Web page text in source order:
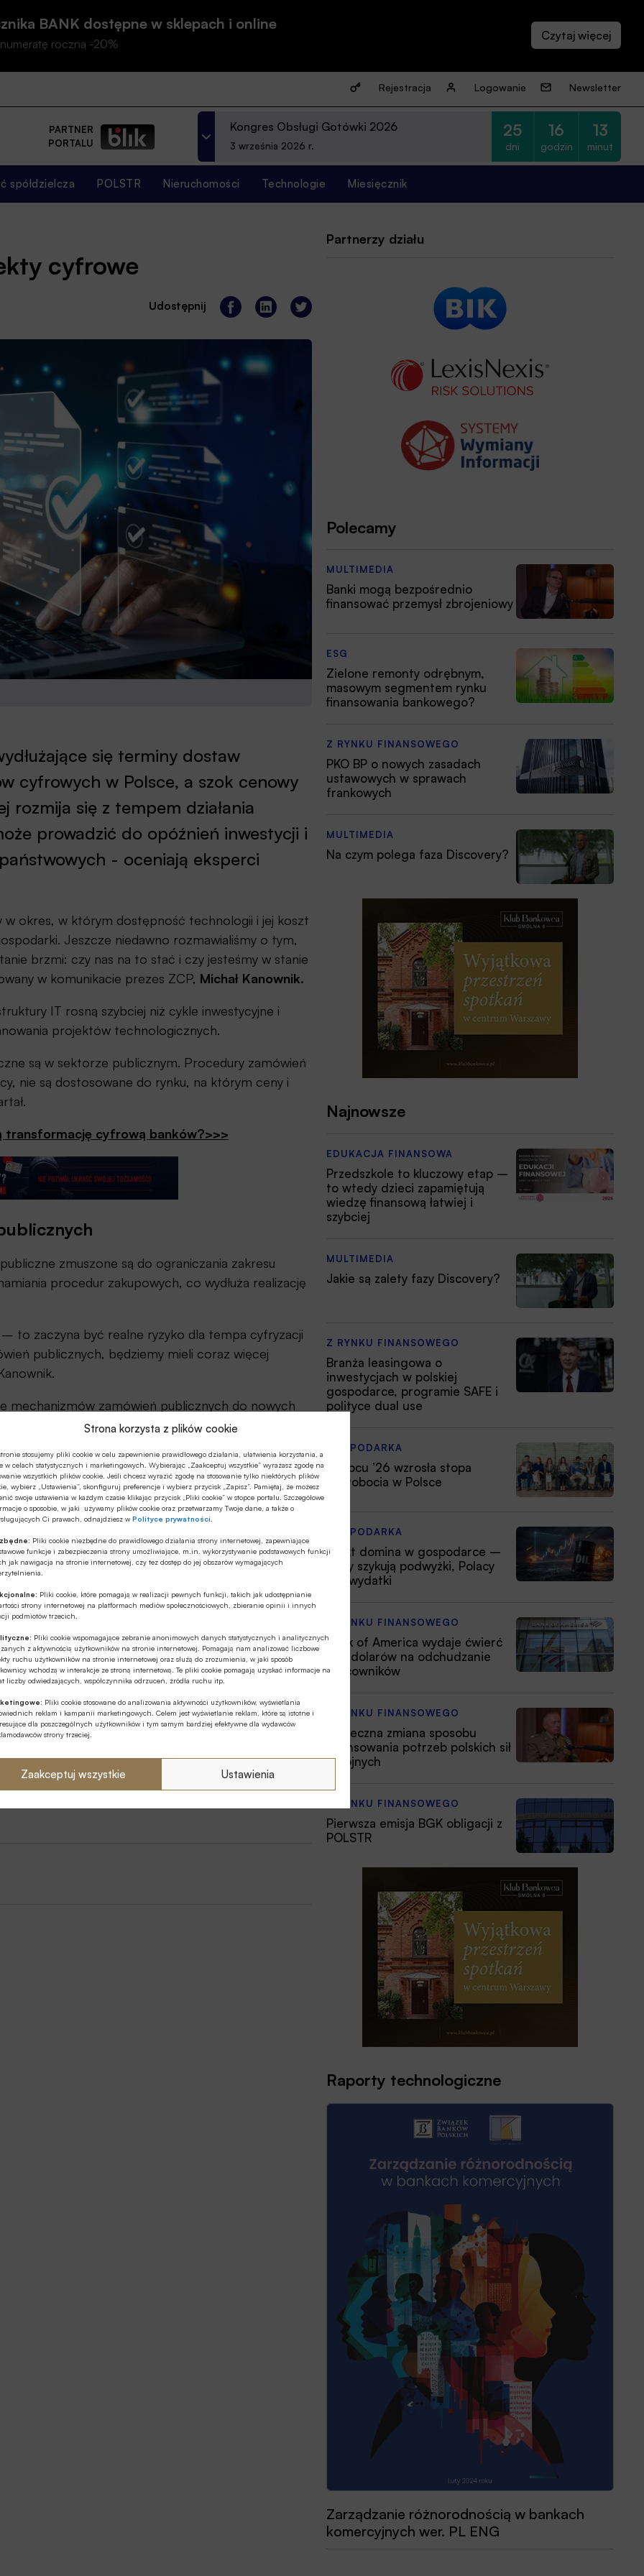
Strona korzysta z plików cookie
stosujemy pliki cookie w celu zapewnienie prawidłowego działania, ułatwienia korzystania, a
w celach statystycznych i marketingowych. Wybierając „Zaakceptuj wszystkie” wyrażasz zgodę na
wszystkich plików cookie. Jeśli chcesz wyrazić zgodę na stosowanie tylko niektórych plików
wybierz „Ustawienia”, skonfiguruj preferencje i wybierz przycisk „Zapisz”. Pamiętaj, że możesz
swoje ustawienia w każdym czasie klikając przycisk „Pliki cookie” w stopce portalu. Szczegółowe
o sposobie, w jaki używamy plików cookie oraz przetwarzamy Twoje dane, a także o
Ci prawach, odnajdziesz wPolityce prywatności
Pliki cookie niezbędne do prawidłowego działania strony internetowej, zapewniające
funkcje i zabezpieczenia strony umożliwiające, m.in. wykorzystywanie podstawowych funkcji
jak nawigacja na stronie internetowej, czy tez dostęp do jej obszarów wymagających
Pliki cookie, które pomagają w realizacji pewnych funkcji, takich jak udostępnianie
strony internetowej na platformach mediów społecznościowych, zbieranie opinii i innych
podmiotów trzecich.
Pliki cookie wspomagające zebranie anonimowych danych statystycznych i analitycznych
z aktywnością użytkowników na stronie internetowej. Pomagają nam analizować liczbowe
ruchu użytkowników na stronie internetowej oraz służą do zrozumienia, w jaki sposób
wchodzą w interakcje ze stroną internetową. Te pliki cookie pomagają uzyskać informacje na
liczby odwiedzających, współczynnika odrzuceń, źródła ruchu itp.
Pliki cookie stosowane do analizowania aktywności użytkowników, wyświetlania
reklam i kampanii marketingowych. Celem jest wyświetlanie reklam, które są istotne i
dla poszczególnych użytkowników i tym samym bardziej efektywne dla wydawców
strony trzeciej.
Zaakceptuj wszystkie Ustawienia
BANK dostępne w sklepach i online
roczną -20%
Rejestracja Logowanie Newsletter
PARTNER
PORTALU
Kongres Obsługi Gotówki 2026
3 września 2026 r.
25
dni
16
godzin
13
minut
spółdzielcza POLSTR Nieruchomości Technologie Miesięcznik
cyfrowe
Udostępnij
się terminy dostaw
cyfrowych w Polsce, a szok cenowy
rozmija się z tempem działania
prowadzić do opóźnień inwestycji i
- oceniają eksperci
w okres, w którym dostępność technologii i jej koszt
Jeszcze niedawno rozmawialiśmy o tym,
brzmi: czy nas na to stać i czy jesteśmy w stanie
w komunikacie prezes ZCP, Michał Kanownik.
IT rosną szybciej niż cykle inwestycyjne i
projektów technologicznych.
są w sektorze publicznym. Procedury zamówień
nie są dostosowane do rynku, na którym ceny i
transformację cyfrową banków?>>>
zmuszone są do ograniczania zakresu
procedur zakupowych, co wydłuża realizację
to zaczyna być realne ryzyko dla tempa cyfryzacji
publicznych, będziemy mieli coraz więcej
mechanizmów zamówień publicznych do nowych
elastyczności w planowaniu i realizacji inwestycji
pamięci Michał Kanownik Sektor publiczny
Partnerzy działu
Polecamy
MULTIMEDIA
Banki mogą bezpośrednio
finansować przemysł zbrojeniowy
ESG
Zielone remonty odrębnym,
masowym segmentem rynku
finansowania bankowego?
Z RYNKU FINANSOWEGO
PKO BP o nowych zasadach
ustawowych w sprawach
frankowych
MULTIMEDIA
Na czym polega faza Discovery?
Najnowsze
EDUKACJA FINANSOWA
Przedszkole to kluczowy etap –
to wtedy dzieci zapamiętują
wiedzę finansową łatwiej i
szybciej
MULTIMEDIA
Jakie są zalety fazy Discovery?
Z RYNKU FINANSOWEGO
Branża leasingowa o
inwestycjach w polskiej
gospodarce, programie SAFE i
polityce dual use
GOSPODARKA
W lipcu ’26 wzrosła stopa
bezrobocia w Polsce
GOSPODARKA
Efekt domina w gospodarce –
firmy szykują podwyżki, Polacy
tną wydatki
Z RYNKU FINANSOWEGO
Bank of America wydaje ćwierć
mld dolarów na odchudzanie
pracowników
Z RYNKU FINANSOWEGO
Konieczna zmiana sposobu
finansowania potrzeb polskich sił
zbrojnych
Z RYNKU FINANSOWEGO
Pierwsza emisja BGK obligacji z
POLSTR
Raporty technologiczne
Zarządzanie różnorodnością w bankach
komercyjnych wer. PL ENG
Przewodnik dobrych praktyk 2025